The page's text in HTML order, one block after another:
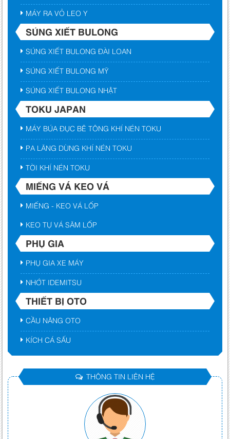
MÁY RA VỎ LEO Y
SÚNG XIẾT BULONG
SÚNG XIẾT BULONG ĐÀI LOAN
SÚNG XIẾT BULONG MỸ
SÚNG XIẾT BULONG NHẬT
TOKU JAPAN
MÁY BÚA ĐỤC BÊ TÔNG KHÍ NÉN TOKU
PA LĂNG DÙNG KHÍ NÉN TOKU
TỜI KHÍ NÉN TOKU
MIẾNG VÁ KEO VÁ
MIẾNG - KEO VÁ LỐP
KEO TỰ VÁ SĂM LỐP
PHỤ GIA
PHỤ GIA XE MÁY
NHỚT IDEMITSU
THIẾT BỊ OTO
CẦU NÂNG OTO
KÍCH CÁ SẤU
THÔNG TIN LIÊN HỆ